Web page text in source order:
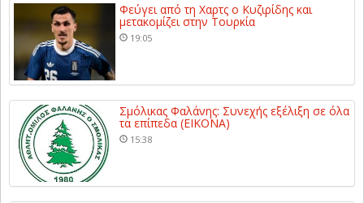
Φεύγει από τη Χαρτς ο Κυζιρίδης και
μετακομίζει στην Τουρκία
19:05
Σμόλικας Φαλάνης: Συνεχής εξέλιξη σε όλα
τα επίπεδα (ΕΙΚΟΝΑ)
15:38